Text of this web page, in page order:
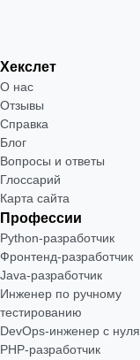
Хекслет
О нас
Отзывы
Справка
Блог
Вопросы и ответы
Глоссарий
Карта сайта
Профессии
Python-разработчик
Фронтенд-разработчик
Java-разработчик
Инженер по ручному
тестированию
DevOps-инженер с нуля
РНР-разработчик